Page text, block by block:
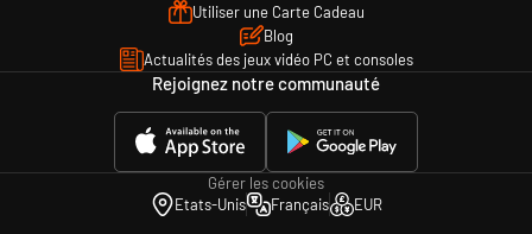
Utiliser une Carte Cadeau
Blog
Actualités des jeux vidéo PC et consoles
Rejoignez notre communauté
Gérer les cookies
Etats-Unis
Français EUR